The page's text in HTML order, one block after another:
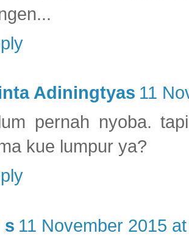
Adiningtyas 11
pernah nyoba.
kue lumpur ya?
s 11 November 2015